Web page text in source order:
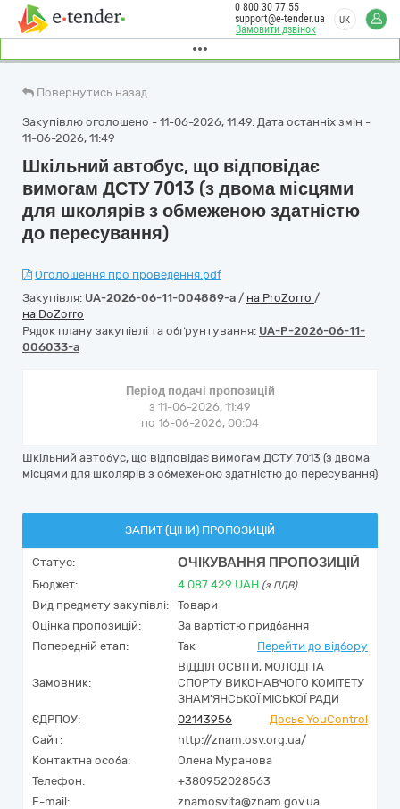
Замовити дзвінок
0 800 30 77 55
support@e-tender.ua
UK
Повернутись назад
Закупівлю оголошено - 11-06-2026, 11:49. Дата останніх змін -
11-06-2026, 11:49
Шкільний автобус, що відповідає
вимогам ДСТУ 7013 (з двома місцями
для школярів з обмеженою здатністю
до пересування)
Оголошення про проведення.pdf
Закупівля: UA-2026-06-11-004889-a / на ProZorro /
на DoZorro
Рядок плану закупівлі та обґрунтування: UA-P-2026-06-11-
006033-a
Період подачі пропозицій
з 11-06-2026, 11:49
по 16-06-2026, 00:04
Шкільний автобус, що відповідає вимогам ДСТУ 7013 (з двома
місцями для школярів з обмеженою здатністю до пересування)
ЗАПИТ (ЦІНИ) ПРОПОЗИЦІЙ
Статус: ОЧІКУВАННЯ ПРОПОЗИЦІЙ
Бюджет: 4 087 429 UAH (з ПДВ)
Вид предмету закупівлі:
Товари
Оцінка пропозицій:
За вартістю придбання
Попередній етап:
Так Перейти до відбору
Замовник:
ВІДДІЛ ОСВІТИ, МОЛОДІ ТА
СПОРТУ ВИКОНАВЧОГО КОМІТЕТУ
ЗНАМ'ЯНСЬКОЇ МІСЬКОЇ РАДИ
ЄДРПОУ:
02143956
Досьє YouControl
Сайт:
http://znam.osv.org.ua/
Контактна особа:
Олена Муранова
Телефон:
+380952028563
E-mail:
znamosvita@znam.gov.ua